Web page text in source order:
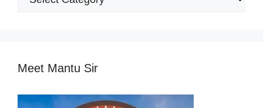
Meet Mantu Sir